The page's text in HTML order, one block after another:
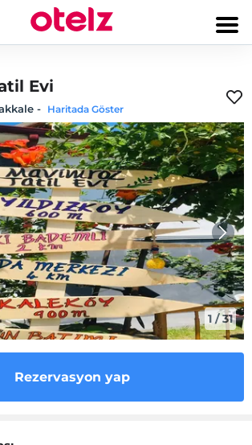
Evi
- Haritada Göster
1 /31
Rezervasyon yap